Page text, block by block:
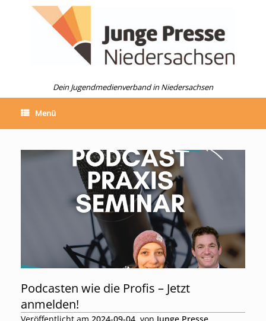
Dein Jugendmedienverband in Niedersachsen
Menü
Podcasten wie die Profis – Jetzt
anmelden!
Veröffentlicht am 2024-09-04 von Junge Presse